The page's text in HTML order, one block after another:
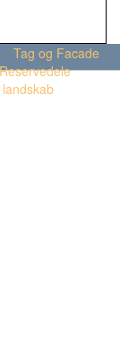
Tag og Facade
Reservedele